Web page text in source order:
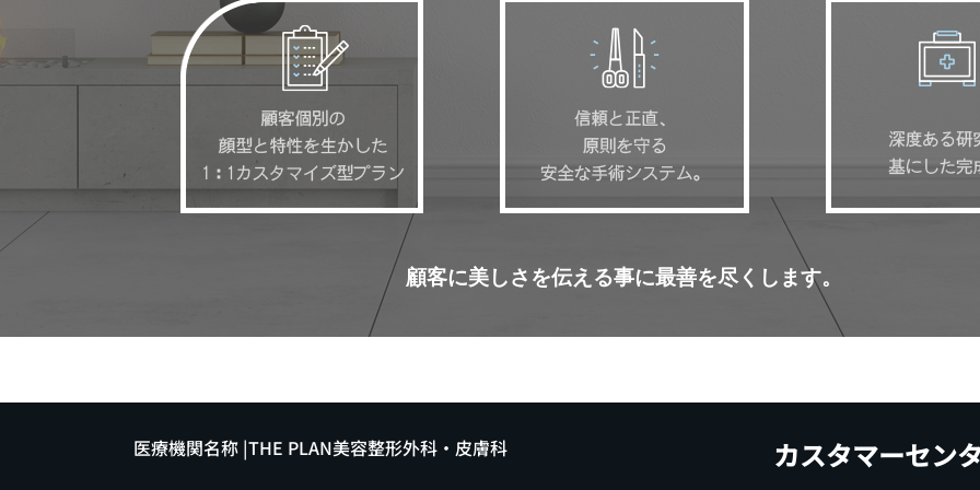
顧客に美しさを伝える事に最善を尽くします。
医療機関名称 |THE PLAN美容整形外科・皮膚科 カスタマーセン